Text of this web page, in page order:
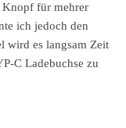
Knopf für mehrer
ich jedoch den
wird es langsam Zeit
C Ladebuchse zu